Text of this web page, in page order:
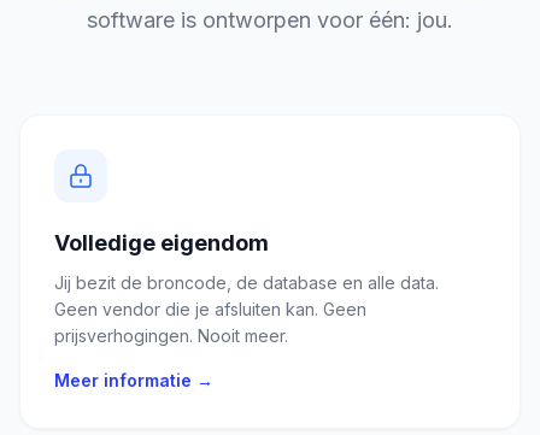
software is ontworpen voor één: jou.
Volledige eigendom
Jij bezit de broncode, de database en alle data.
Geen vendor die je afsluiten kan. Geen
prijsverhogingen. Nooit meer.
Meer informatie →